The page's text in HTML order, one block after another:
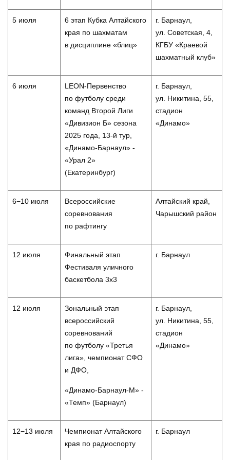
5 июля
6 этап Кубка Алтайского
края по шахматам
в дисциплине «блиц»
г. Барнаул,
ул. Советская, 4,
КГБУ «Краевой
шахматный клуб»
6 июля
LEON-Первенство
по футболу среди
команд Второй Лиги
«Дивизион Б» сезона
2025 года, 13-й тур,
«Динамо-Барнаул» -
«Урал 2»
(Екатеринбург)
г. Барнаул,
ул. Никитина, 55,
стадион
«Динамо»
6−10 июля
Всероссийские
соревнования
по рафтингу
Алтайский край,
Чарышский район
12 июля
Финальный этап
Фестиваля уличного
баскетбола 3х3
г. Барнаул
12 июля
Зональный этап
всероссийский
соревнований
по футболу «Третья
лига», чемпионат СФО
и ДФО,
«Динамо-Барнаул-М» -
«Темп» (Барнаул)
г. Барнаул,
ул. Никитина, 55,
стадион
«Динамо»
12−13 июля
Чемпионат Алтайского
края по радиоспорту
г. Барнаул